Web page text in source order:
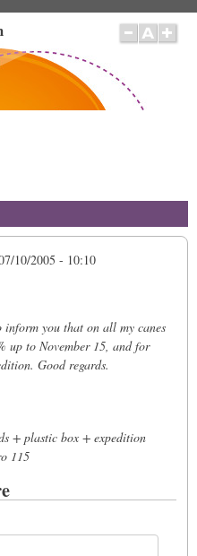
10/2005 - 10:10
you that on all my canes
up to November 15, and for
Good regards.
+ plastic box + expedition
115